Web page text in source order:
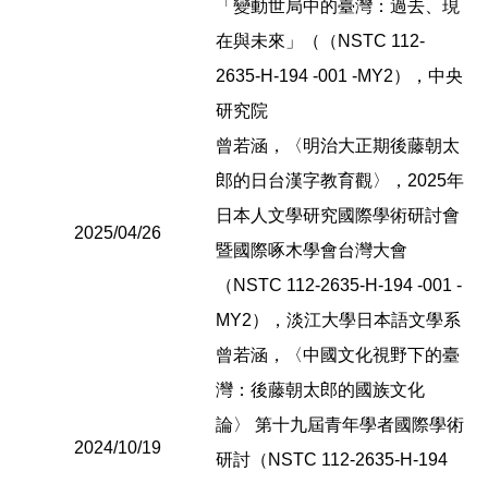
「變動世局中的臺灣：過去、現
在與未來」（（NSTC 112-
2635-H-194 -001 -MY2），中央
研究院
2025/04/26
曾若涵，〈明治大正期後藤朝太
郎的日台漢字教育觀〉，2025年
日本人文學研究國際學術研討會
暨國際啄木學會台灣大會
（NSTC 112-2635-H-194 -001 -
MY2），淡江大學日本語文學系
2024/10/19
曾若涵，〈中國文化視野下的臺
灣：後藤朝太郎的國族文化
論〉 第十九屆青年學者國際學術
研討（NSTC 112-2635-H-194